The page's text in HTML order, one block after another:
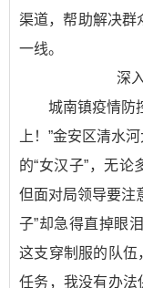
渠道，帮助解决群
一线。
深
城南镇疫情防控
上！”金安区清水
的“女汉子”，无论
但面对局领导要注
子”却急得直掉眼
这支穿制服的队伍
任务，我没有办法